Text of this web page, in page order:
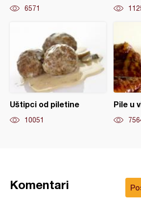
6571
Uštipci od piletine
10051
Pile u
Komentari